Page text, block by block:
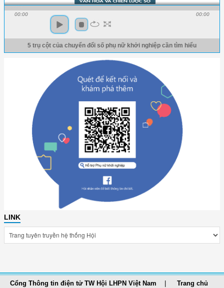
00:00 00:00
5 trụ cột của chuyển đổi số phụ nữ khởi nghiệp cần tìm hiểu
LINK
Cổng Thông tin điện tử TW Hội LHPN Việt Nam Trang chủ